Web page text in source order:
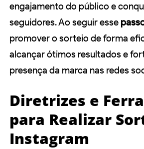
engajamento do público e
seguidores. Ao seguir esse
promover o sorteio de forma
alcançar ótimos resultados e
presença da marca nas redes
Diretrizes e
para Realizar
Instagram